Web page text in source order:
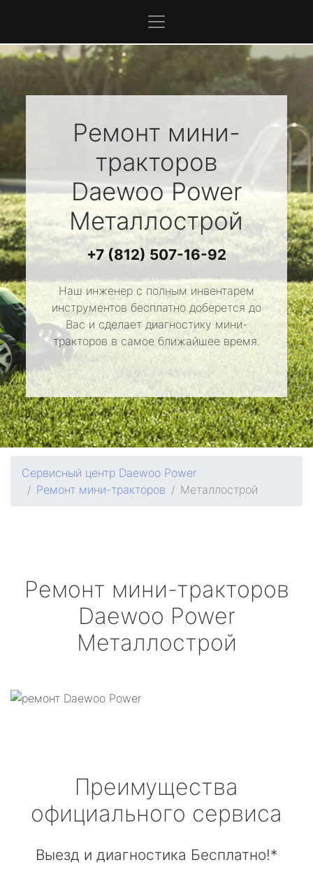
Ремонт мини-
тракторов
Daewoo Power
Металлострой
+7 (812) 507-16-92
Наш инженер с полным инвентарем
инструментов бесплатно доберется до
Вас и сделает диагностику мини-
тракторов в самое ближайшее время.
Сервисный центр Daewoo Power
Ремонт мини-тракторов
Металлострой
Ремонт мини-тракторов
Daewoo Power
Металлострой
Преимущества
официального сервиса
Выезд и диагностика Бесплатно!*